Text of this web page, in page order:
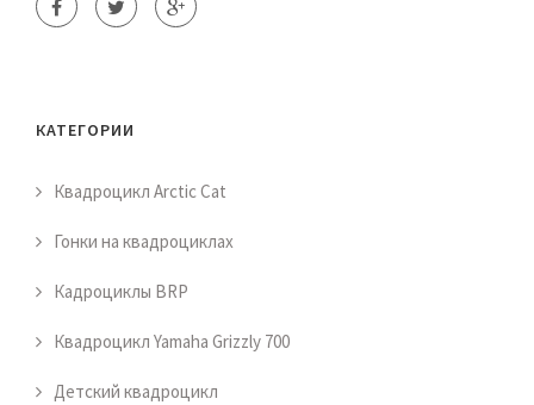
КАТЕГОРИИ
Квадроцикл Arctic Cat
Гонки на квадроциклах
Кадроциклы BRP
Квадроцикл Yamaha Grizzly 700
Детский квадроцикл